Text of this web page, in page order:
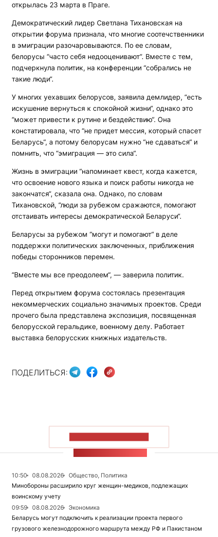
открылась 23 марта в Праге.
Демократический лидер Светлана Тихановская на
открытии форума признала, что многие соотечственники
в эмиграции разочаровываются. По ее словам,
белорусы “часто себя недооценивают“. Вместе с тем,
подчеркнула политик, на конференции “собрались не
такие люди“.
У многих уехавших белорусов, заявила демлидер, “есть
искушение вернуться к спокойной жизни“, однако это
“может привести к рутине и бездействию“. Она
констатировала, что “не придет мессия, который спасет
Беларусь“, а потому белорусам нужно “не сдаваться“ и
помнить, что “эмиграция — это сила“.
Жизнь в эмиграции “напоминает квест, когда кажется,
что освоение нового языка и поиск работы никогда не
закончатся“, сказала она. Однако, по словам
Тихановской, “люди за рубежом сражаются, помогают
отстаивать интересы демократической Беларуси“.
Беларусы за рубежом “могут и помогают“ в деле
поддержки политических заключенных, приближения
победы сторонников перемен.
“Вместе мы все преодолеем“, — заверила политик.
Перед открытием форума состоялась презентация
некоммерческих социально значимых проектов. Среди
прочего была представлена экспозиция, посвященная
белорусской геральдике, военному делу. Работает
выставка белорусских книжных издательств.
ПОДЕЛИТЬСЯ:
10:50 08.08.2026
Общество, Политика
Минобороны расширило круг женщин-медиков, подлежащих
воинскому учету
09:59
08.08.2026
Экономика
Беларусь могут подключить к реализации проекта первого
грузового железнодорожного маршрута между РФ и Пакистаном